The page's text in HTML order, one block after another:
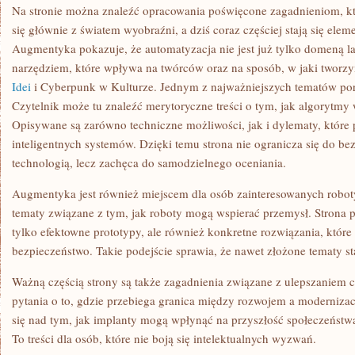
Na stronie można znaleźć opracowania poświęcone zagadnieniom,
się głównie z światem wyobraźni, a dziś coraz częściej stają się
Augmentyka pokazuje, że automatyzacja nie jest już tylko domeną
narzędziem, które wpływa na twórców oraz na sposób, w jaki
Idei i Cyberpunk w Kulturze. Jednym z najważniejszych tematów
Czytelnik może tu znaleźć merytoryczne treści o tym, jak algorytmy
Opisywane są zarówno techniczne możliwości, jak i dylematy,
inteligentnych systemów. Dzięki temu strona nie ogranicza się do
technologią, lecz zachęca do samodzielnego oceniania.
Augmentyka jest również miejscem dla osób zainteresowanych
tematy związane z tym, jak roboty mogą wspierać przemysł. Strona
tylko efektowne prototypy, ale również konkretne rozwiązania, które
bezpieczeństwo. Takie podejście sprawia, że nawet złożone tematy
Ważną częścią strony są także zagadnienia związane z ulepszaniem
pytania o to, gdzie przebiega granica między rozwojem a
się nad tym, jak implanty mogą wpłynąć na przyszłość
To treści dla osób, które nie boją się intelektualnych wyzwań.